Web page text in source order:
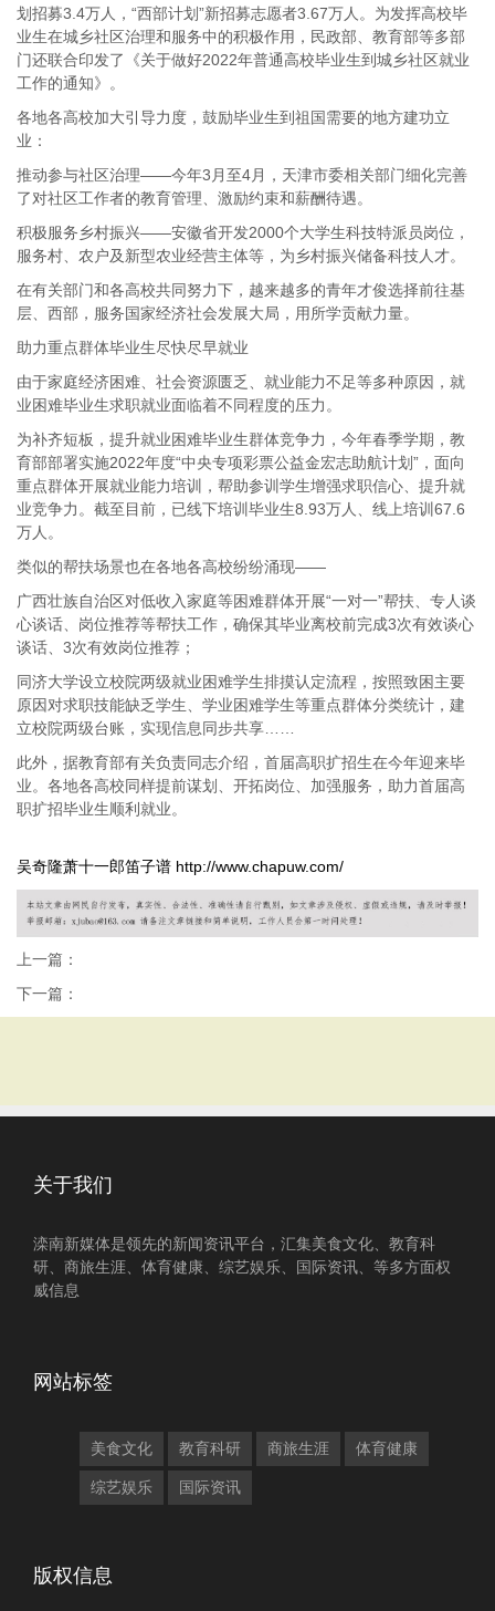
划招募3.4万人，“西部计划”新招募志愿者3.67万人。为发挥高校毕
业生在城乡社区治理和服务中的积极作用，民政部、教育部等多部
门还联合印发了《关于做好2022年普通高校毕业生到城乡社区就业
工作的通知》。
各地各高校加大引导力度，鼓励毕业生到祖国需要的地方建功立
业：
推动参与社区治理——今年3月至4月，天津市委相关部门细化完善
了对社区工作者的教育管理、激励约束和薪酬待遇。
积极服务乡村振兴——安徽省开发2000个大学生科技特派员岗位，
服务村、农户及新型农业经营主体等，为乡村振兴储备科技人才。
在有关部门和各高校共同努力下，越来越多的青年才俊选择前往基
层、西部，服务国家经济社会发展大局，用所学贡献力量。
助力重点群体毕业生尽快尽早就业
由于家庭经济困难、社会资源匮乏、就业能力不足等多种原因，就
业困难毕业生求职就业面临着不同程度的压力。
为补齐短板，提升就业困难毕业生群体竞争力，今年春季学期，教
育部部署实施2022年度“中央专项彩票公益金宏志助航计划”，面向
重点群体开展就业能力培训，帮助参训学生增强求职信心、提升就
业竞争力。截至目前，已线下培训毕业生8.93万人、线上培训67.6
万人。
类似的帮扶场景也在各地各高校纷纷涌现——
广西壮族自治区对低收入家庭等困难群体开展“一对一”帮扶、专人谈
心谈话、岗位推荐等帮扶工作，确保其毕业离校前完成3次有效谈心
谈话、3次有效岗位推荐；
同济大学设立校院两级就业困难学生排摸认定流程，按照致困主要
原因对求职技能缺乏学生、学业困难学生等重点群体分类统计，建
立校院两级台账，实现信息同步共享……
此外，据教育部有关负责同志介绍，首届高职扩招生在今年迎来毕
业。各地各高校同样提前谋划、开拓岗位、加强服务，助力首届高
职扩招毕业生顺利就业。
吴奇隆萧十一郎笛子谱 http://www.chapuw.com/
上一篇：
下一篇：
关于我们
滦南新媒体是领先的新闻资讯平台，汇集美食文化、教育科
研、商旅生涯、体育健康、综艺娱乐、国际资讯、等多方面权
威信息
网站标签
美食文化 教育科研 商旅生涯 体育健康
综艺娱乐 国际资讯
版权信息